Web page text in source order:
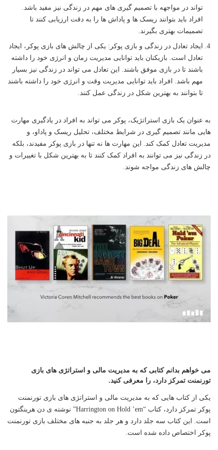
تواند در مواجهه با تصمیم گیری های مهم در زندگی نیز مفید باشد.
افراد باید بتوانند ریسک ها و پاداش ها را به دقت ارزیابی کنند تا
تصمیمات بهتری بگیرند.
ایجاد تعادل در زندگی و بازی پوکر: یکی از چالش های بازی پوکر، ایجاد
تعادل است. بازیکنان باید توانایی مدیریت زمان و انرژی خود را داشته
باشند تا در بازی موفق باشند. این تعادل می تواند در زندگی نیز بسیار
مهم باشد. افراد باید توانایی مدیریت وقت و انرژی خود را داشته باشند
تا بتوانند به بهترین شکل در زندگی عمل کنند.
به عنوان یک بازی استراتژیک، پوکر می تواند به افراد در یادگیری مهارت
هایی مانند تصمیم گیری در شرایط مختلف، تحلیل ریسک و پاداو، و
مدیریت تعادل کمک کند. این مهارت ها نه تنها در بازی پوکر مفیدند، بلکه
در زندگی نیز می توانند به افراد کمک کنند تا به بهترین شکل با تغییرات و
چالش های زندگی مواجه شوند.
می خواهم بدانم کتابی که به مدیریت مالی و استراتژی های بازی
تورنمنت تمرکز دارد، را معرفی کنید.
یکی از کتاب هایی که به مدیریت مالی و استراتژی های بازی تورنمنت
پوکر تمرکز دارد، کتاب “Harrington on Hold ’em” نوشته ی دن هرینگتون
است. این کتاب سه جلد دارد و هر جلد به جنبه های مختلف بازی تورنمنت
پوکر اختصاص داده شده است.